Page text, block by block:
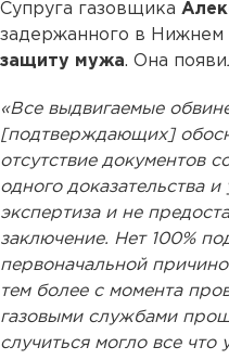
Супруга газовщика
задержанного в Нижнем
защиту мужа. Она
«Все выдвигаемые
[подтверждающих]
отсутствие документов
одного доказательства
экспертиза и не
заключение. Нет 100%
первоначальной
тем более с момента
газовыми службами
случиться могло все что